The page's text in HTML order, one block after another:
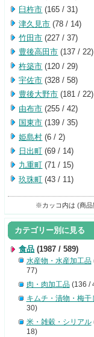
臼杵市 (165 / 31)
津久見市 (78 / 14)
竹田市 (227 / 37)
豊後高田市 (137 / 22)
杵築市 (120 / 29)
宇佐市 (328 / 58)
豊後大野市 (181 / 22)
由布市 (255 / 42)
国東市 (139 / 35)
姫島村 (6 / 2)
日出町 (69 / 14)
九重町 (71 / 15)
玖珠町 (43 / 11)
※カッコ内は (商品
カテゴリー別に見る
食品 (1987 / 589)
水産物・水産加工品
77)
肉・肉加工品(136 /
キムチ・漬物・梅干
30)
米・雑穀・シリアル
18)